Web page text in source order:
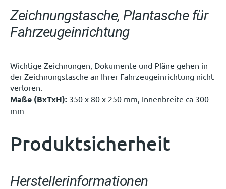
Zeichnungstasche, Plantasche für
Fahrzeugeinrichtung
Wichtige Zeichnungen, Dokumente und Pläne gehen in
der Zeichnungstasche an Ihrer Fahrzeugeinrichtung nicht
verloren.
Maße (BxTxH): 350 x 80 x 250 mm, Innenbreite ca 300
mm
Produktsicherheit
Herstellerinformationen